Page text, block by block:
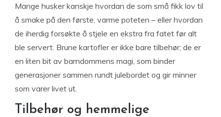
Mange husker kanskje hvordan de som små fikk lov til
å smake på den første, varme poteten – eller hvordan
de iherdig forsøkte å stjele en ekstra fra fatet før alt
ble servert. Brune kartofler er ikke bare tilbehør; de er
en liten bit av barndommens magi, som binder
generasjoner sammen rundt julebordet og gir minner
som varer livet ut.
Tilbehør og hemmelige